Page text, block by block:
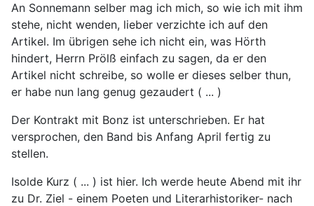
An Sonnemann selber mag ich mich, so wie ich mit ihm
stehe, nicht wenden, lieber verzichte ich auf den
Artikel. Im übrigen sehe ich nicht ein, was Hörth
hindert, Herrn Prölß einfach zu sagen, da er den
Artikel nicht schreibe, so wolle er dieses selber thun,
er habe nun lang genug gezaudert ( ... )
Der Kontrakt mit Bonz ist unterschrieben. Er hat
versprochen, den Band bis Anfang April fertig zu
stellen.
Isolde Kurz ( ... ) ist hier. Ich werde heute Abend mit ihr
zu Dr. Ziel - einem Poeten und Literarhistoriker- nach